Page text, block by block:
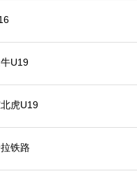
U19
虎U19
铁路